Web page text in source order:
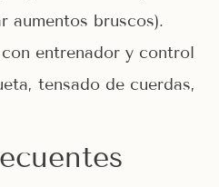
aumentos bruscos).
entrenador y control
tensado de cuerdas,